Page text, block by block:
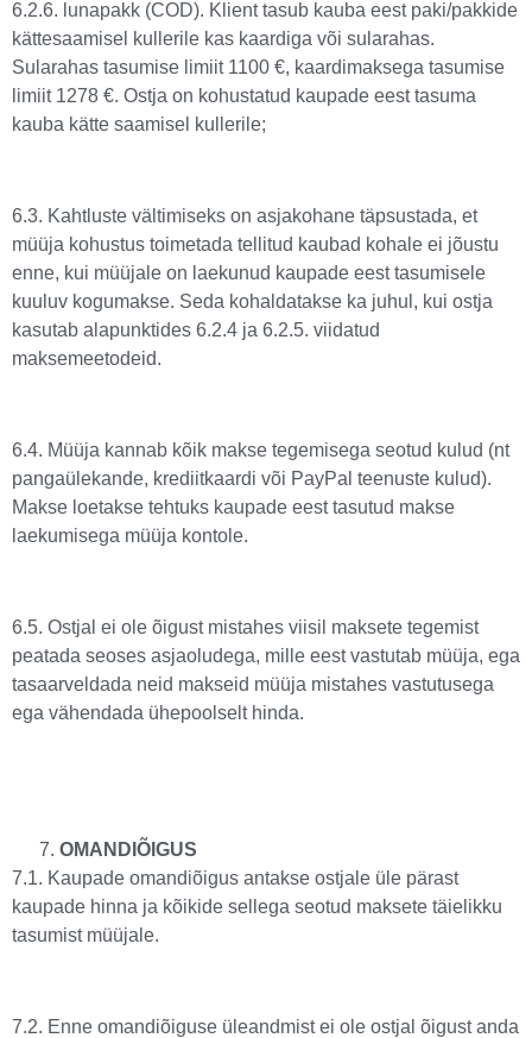
6.2.6. lunapakk (COD). Klient tasub kauba eest paki/pakkide
kättesaamisel kullerile kas kaardiga või sularahas.
Sularahas tasumise limiit 1100 €, kaardimaksega tasumise
limiit 1278 €. Ostja on kohustatud kaupade eest tasuma
kauba kätte saamisel kullerile;
6.3. Kahtluste vältimiseks on asjakohane täpsustada, et
müüja kohustus toimetada tellitud kaubad kohale ei jõustu
enne, kui müüjale on laekunud kaupade eest tasumisele
kuuluv kogumakse. Seda kohaldatakse ka juhul, kui ostja
kasutab alapunktides 6.2.4 ja 6.2.5. viidatud
maksemeetodeid.
6.4. Müüja kannab kõik makse tegemisega seotud kulud (nt
pangaülekande, krediitkaardi või PayPal teenuste kulud).
Makse loetakse tehtuks kaupade eest tasutud makse
laekumisega müüja kontole.
6.5. Ostjal ei ole õigust mistahes viisil maksete tegemist
peatada seoses asjaoludega, mille eest vastutab müüja, ega
tasaarveldada neid makseid müüja mistahes vastutusega
ega vähendada ühepoolselt hinda.
OMANDIÕIGUS
7.1. Kaupade omandiõigus antakse ostjale üle pärast
kaupade hinna ja kõikide sellega seotud maksete täielikku
tasumist müüjale.
7.2. Enne omandiõiguse üleandmist ei ole ostjal õigust anda